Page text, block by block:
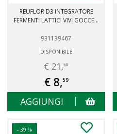
REUFLOR D3 INTEGRATORE
FERMENTI LATTICI VIVI GOCCE...
931139467
DISPONIBILE
€ 21,60
€ 8,59
AGGIUNGI
- 39 %